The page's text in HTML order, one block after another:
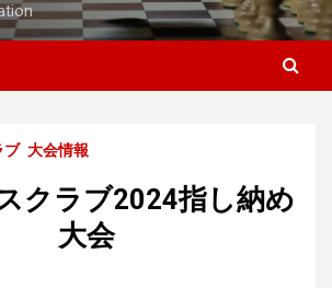
ブ 大会情報
クラブ2024指し納め
大会